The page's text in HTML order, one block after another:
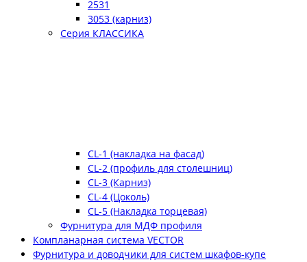
2531
3053 (карниз)
Серия КЛАССИКА
CL-1 (накладка на фасад)
CL-2 (профиль для столешниц)
CL-3 (Карниз)
CL-4 (Цоколь)
CL-5 (Накладка торцевая)
Фурнитура для МДФ профиля
Компланарная система VECTOR
Фурнитура и доводчики для систем шкафов-купе